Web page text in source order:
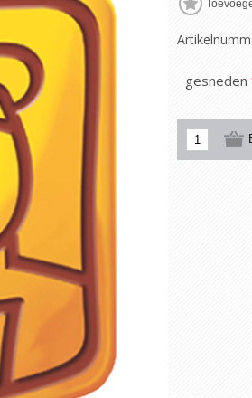
gesneden